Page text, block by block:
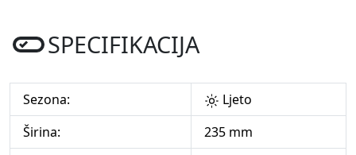
SPECIFIKACIJA
Sezona:
Ljeto
Širina:
235 mm